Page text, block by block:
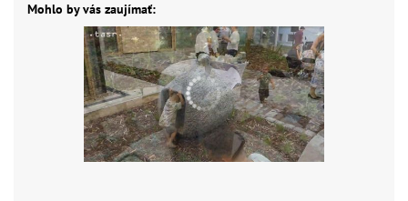
Mohlo by vás zaujímať: